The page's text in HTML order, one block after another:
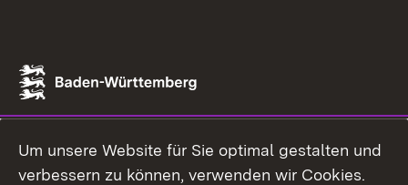
Um unsere Website für Sie optimal gestalten und
verbessern zu können, verwenden wir Cookies.